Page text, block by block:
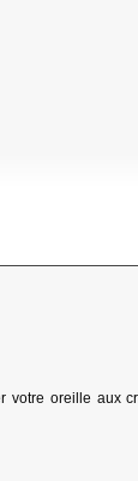
votre oreille aux